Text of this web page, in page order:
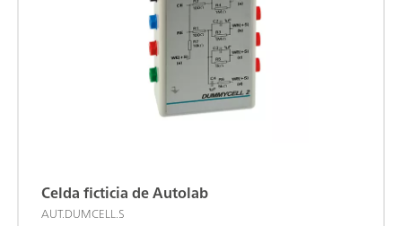
Celda ficticia de Autolab
AUT.DUMCELL.S